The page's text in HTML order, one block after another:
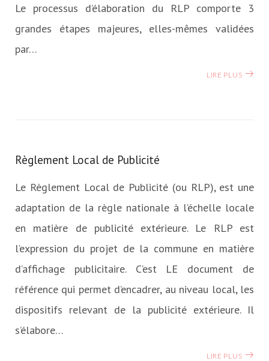
Le processus d’élaboration du RLP comporte 3
grandes étapes majeures, elles-mêmes validées
par…
LIRE PLUS
Règlement Local de Publicité
Le Règlement Local de Publicité (ou RLP), est une
adaptation de la règle nationale à l’échelle locale
en matière de publicité extérieure. Le RLP est
l’expression du projet de la commune en matière
d’affichage publicitaire. C’est LE document de
référence qui permet d’encadrer, au niveau local, les
dispositifs relevant de la publicité extérieure. Il
s’élabore…
LIRE PLUS